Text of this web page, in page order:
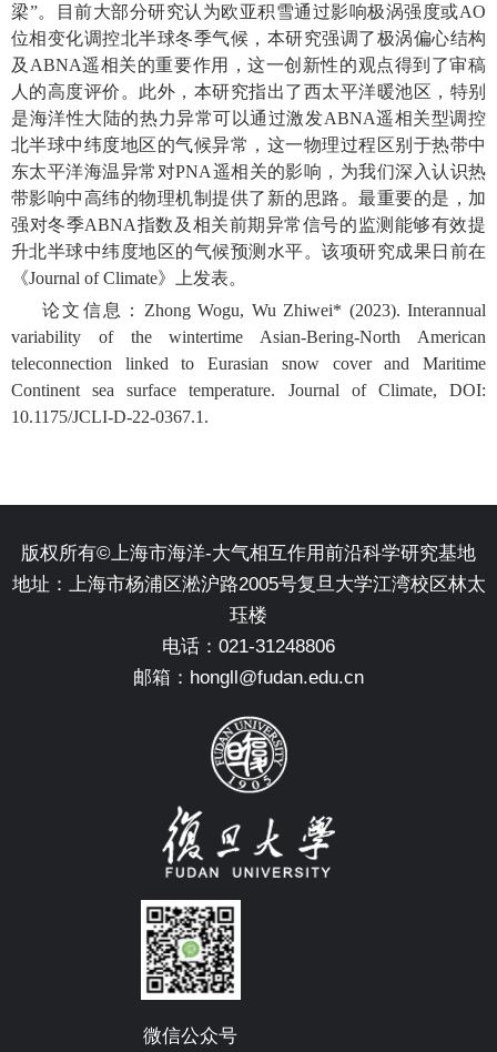
梁”。目前大部分研究认为欧亚积雪通过影响极涡强度或AO
位相变化调控北半球冬季气候，本研究强调了极涡偏心结构
及 ABNA遥相关的重要作用，这一创新性的观点得到了审稿
人的高度评价。此外，本研究指出了西太平洋暖池区，特别
是海洋性大陆的热力异常可以通过激发ABNA遥相关型调控
北半球中纬度地区的气候异常，这一物理过程区别于热带中
东太平洋海温异常对PNA遥相关的影响，为我们深入认识热
带影响中高纬的物理机制提供了新的思路。最重要的是，加
强对冬季ABNA指数及相关前期异常信号的监测能够有效提
升北半球中纬度地区的气候预测水平。该项研究成果日前在
《Journal of Climate》上发表。
论文信息： Zhong Wogu, Wu Zhiwei* (2023). Interannual
variability of the wintertime Asian-Bering-North American
teleconnection linked to Eurasian snow cover and Maritime
Continent sea surface temperature. Journal of Climate, DOI:
10.1175/JCLI-D-22-0367.1.
版权所有©上海市海洋-大气相互作用前沿科学研究基地
地址：上海市杨浦区淞沪路2005号复旦大学江湾校区林太
珏楼
电话：021-31248806
邮箱：hongll@fudan.edu.cn
微信公众号